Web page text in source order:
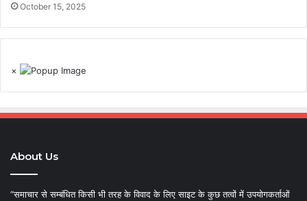
October 15, 2025
×
About Us
“समाचार से सम्बंधित किसी भी तरह के विवाद के लिए साइट के कुछ तत्वों में उपयोगकर्ताओं